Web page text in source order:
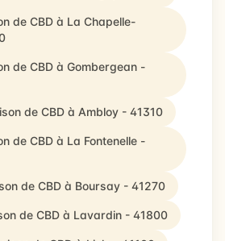
de CBD à La Chapelle-
de CBD à Gombergean -
de CBD à Ambloy - 41310
de CBD à La Fontenelle -
de CBD à Boursay - 41270
de CBD à Lavardin - 41800